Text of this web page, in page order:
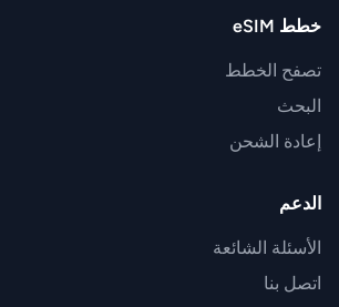
خطط eSIM
تصفح الخطط
البحث
إعادة الشحن
الدعم
الأسئلة الشائعة
اتصل بنا